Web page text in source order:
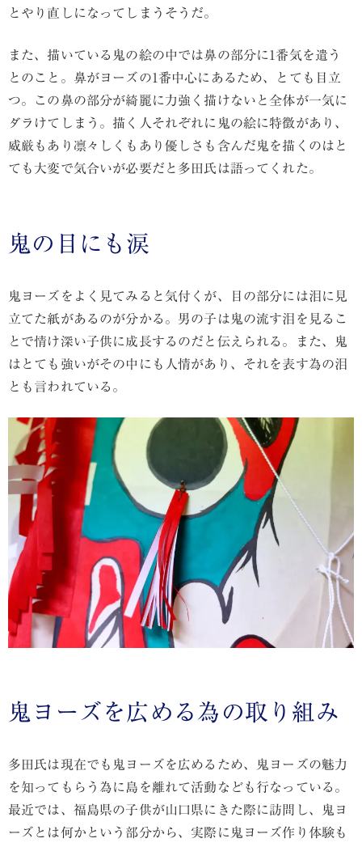
とやり直しになってしまうそうだ。
また、描いている鬼の絵の中では鼻の部分に1番気を遣う
とのこと。鼻がヨーズの1番中心にあるため、とても目立
つ。この鼻の部分が綺麗に力強く描けないと全体が一気に
ダラけてしまう。描く人それぞれに鬼の絵に特徴があり、
威厳もあり凛々しくもあり優しさも含んだ鬼を描くのはと
ても大変で気合いが必要だと多田氏は語ってくれた。
鬼の目にも涙
鬼ヨーズをよく見てみると気付くが、目の部分には泪に見
立てた紙があるのが分かる。男の子は鬼の流す泪を見るこ
とで情け深い子供に成長するのだと伝えられる。また、鬼
はとても強いがその中にも人情があり、それを表す為の泪
とも言われている。
鬼ヨーズを広める為の取り組み
多田氏は現在でも鬼ヨーズを広めるため、鬼ヨーズの魅力
を知ってもらう為に島を離れて活動なども行なっている。
最近では、福島県の子供が山口県にきた際に訪問し、鬼ヨ
ーズとは何かという部分から、実際に鬼ヨーズ作り体験も